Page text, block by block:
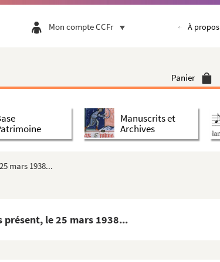
Mon compte CCFr À propos
Panier
Manuscrits et
Archives
mars 1938...
présent, le 25 mars 1938...